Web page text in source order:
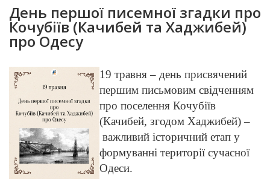
День першої писемної згадки про
Кочубіїв (Качибей та Хаджибей)
про Одесу
19 травня – день присвячений
першим письмовим свідченням
про поселення Кочубіїв
(Качибей, згодом Хаджибей) –
важливий історичний етап у
формуванні території сучасної
Одеси.